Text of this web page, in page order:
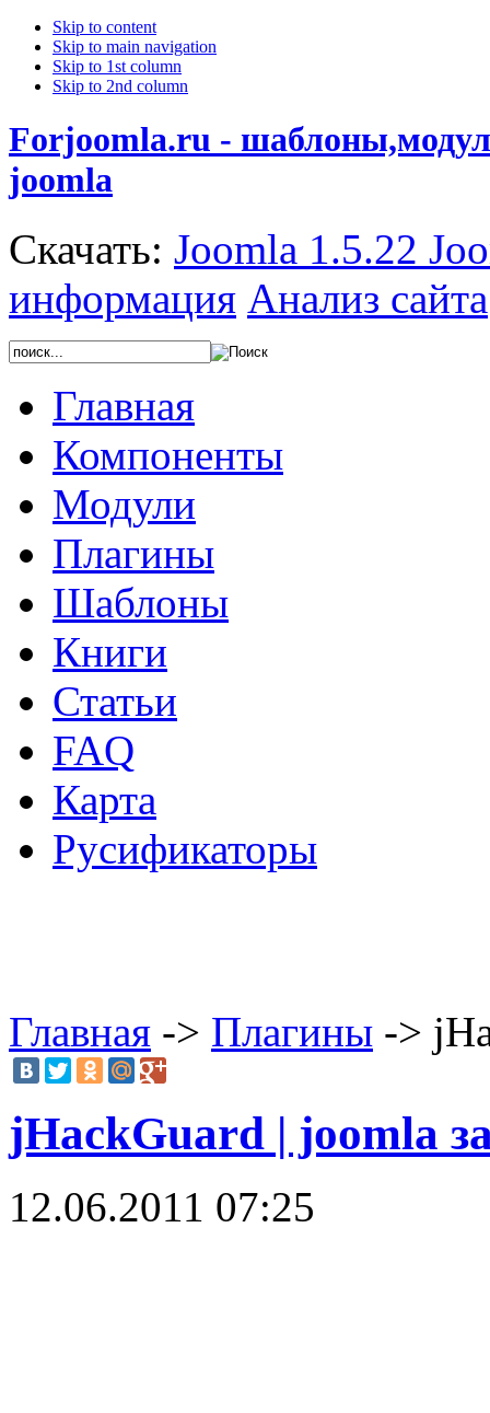
Skip to content
Skip to main navigation
Skip to 1st column
Skip to 2nd column
Forjoomla.ru -
joomla
Скачать: Joomla 1.5.22
информация Анализ сайта
Главная
Компоненты
Модули
Плагины
Шаблоны
Книги
Статьи
FAQ
Карта
Русификаторы
Главная -> Плагины ->
jHackGuard | joomla
12.06.2011 07:25